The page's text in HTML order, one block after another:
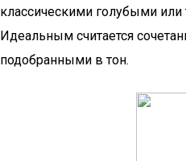
классическими голубыми
Идеальным считается
подобранными в тон.